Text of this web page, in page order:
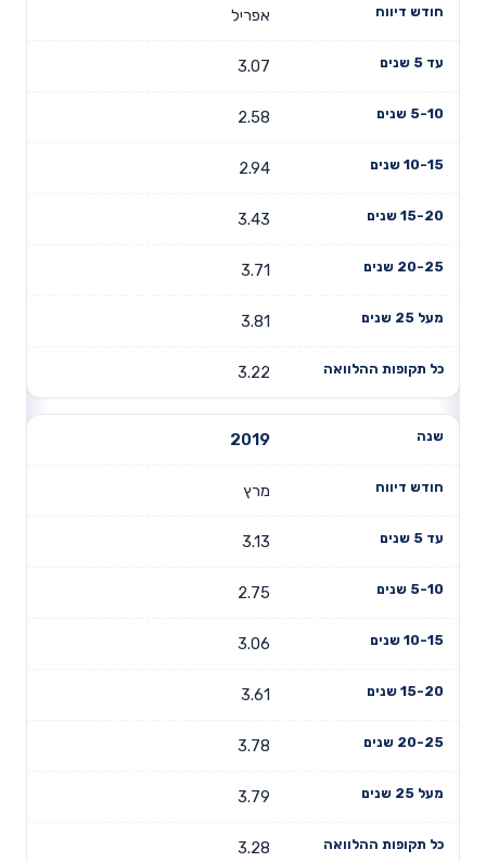
אפריל
3.07
2.58
2.94
3.43
3.71
3.81
3.22
2019
מרץ
3.13
2.75
3.06
3.61
3.78
3.79
3.28